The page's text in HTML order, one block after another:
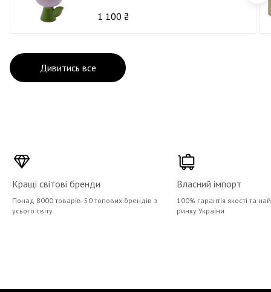
1 100 ₴
Дивитись все
Кращі світові бренди
Понад 8000 товарів. 50 топових брендів з
усього світу
Власний імпорт
100% гарантія якості та
ринку України